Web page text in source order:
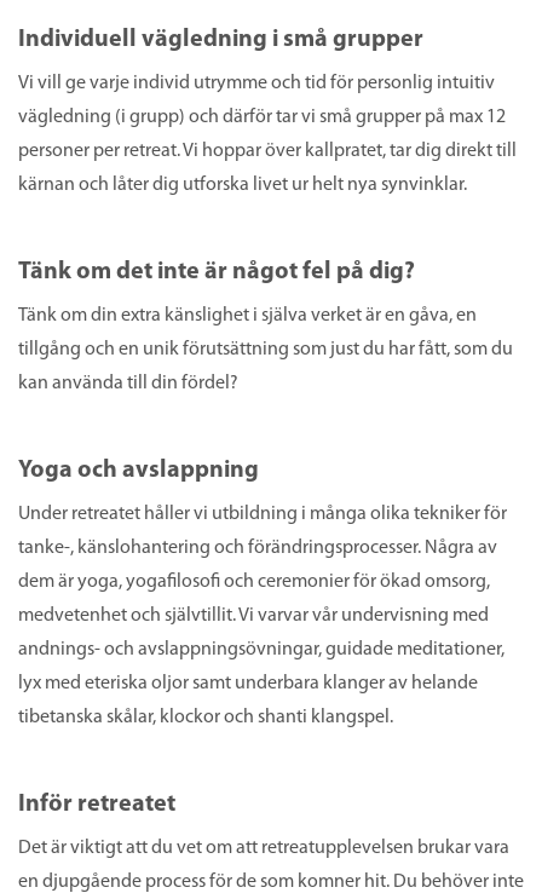
Individuell vägledning i små grupper
Vi vill ge varje individ utrymme och tid för personlig intuitiv
vägledning (i grupp) och därför tar vi små grupper på max 12
personer per retreat. Vi hoppar över kallpratet, tar dig direkt till
kärnan och låter dig utforska livet ur helt nya synvinklar.
Tänk om det inte är något fel på dig?
Tänk om din extra känslighet i själva verket är en gåva, en
tillgång och en unik förutsättning som just du har fått, som du
kan använda till din fördel?
Yoga och avslappning
Under retreatet håller vi utbildning i många olika tekniker för
tanke-, känslohantering och förändringsprocesser. Några av
dem är yoga, yogafilosofi och ceremonier för ökad omsorg,
medvetenhet och självtillit. Vi varvar vår undervisning med
andnings- och avslappningsövningar, guidade meditationer,
lyx med eteriska oljor samt underbara klanger av helande
tibetanska skålar, klockor och shanti klangspel.
Inför retreatet
Det är viktigt att du vet om att retreatupplevelsen brukar vara
en djupgående process för de som komner hit. Du behöver inte